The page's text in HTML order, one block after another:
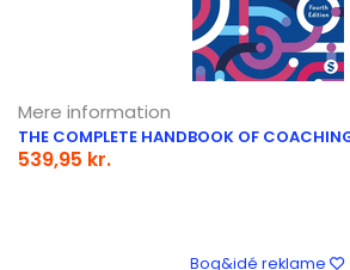
Mere information
THE COMPLETE HANDBOOK OF
539,95 kr.
Bog&idé reklame